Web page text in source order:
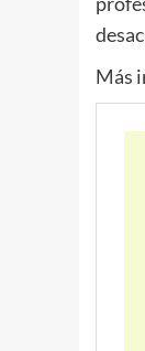
Más